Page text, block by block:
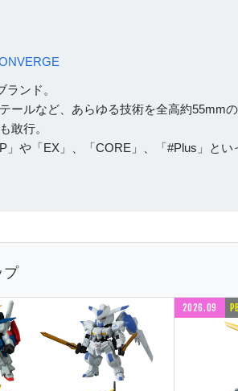
ンド。
ルなど、あらゆる技術を全高約55mm
敢行。
や「EX」、「CORE」、「#Plus」とい
プ
2026.09 PB